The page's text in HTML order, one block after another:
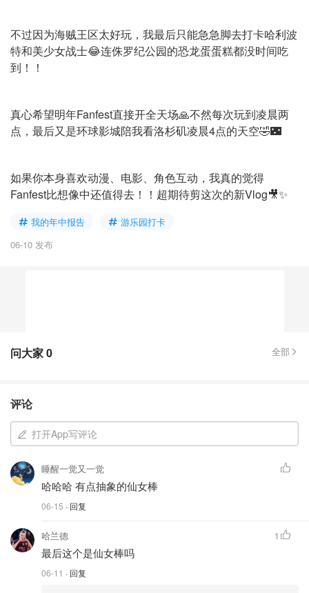
不过因为海贼王区太好玩，我最后只能急急脚去打卡哈利波
特和美少女战士😂连侏罗纪公园的恐龙蛋蛋糕都没时间吃
到！！
真心希望明年Fanfest直接开全天场🙏不然每次玩到凌晨两
点，最后又是环球影城陪我看洛杉矶凌晨4点的天空🤣🌃
如果你本身喜欢动漫、电影、角色互动，我真的觉得
Fanfest比想像中还值得去！！超期待剪这次的新Vlog🎥✨
我的年中报告
游乐园打卡
06-10 发布
问大家0 全部
评论
打开App写评论
睡醒一觉又一觉
哈哈哈 有点抽象的仙女棒
06-15 · 回复
哈兰德
最后这个是仙女棒吗
06-11 · 回复
1